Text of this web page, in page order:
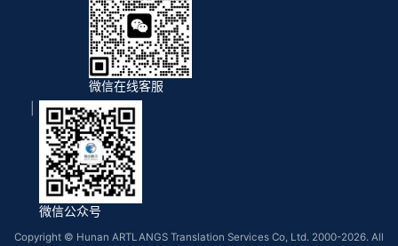
微信在线客服
微信公众号
Copyright © Hunan ARTLANGS Translation Services Co, Ltd. 2000-2026. All